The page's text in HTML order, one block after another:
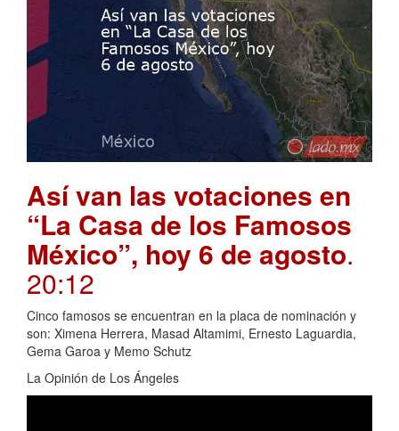
Así van las votaciones en
“La Casa de los Famosos
México”, hoy 6 de agosto.
20:12
Cinco famosos se encuentran en la placa de nominación y
son: Ximena Herrera, Masad Altamimi, Ernesto Laguardia,
Gema Garoa y Memo Schutz
La Opinión de Los Ángeles